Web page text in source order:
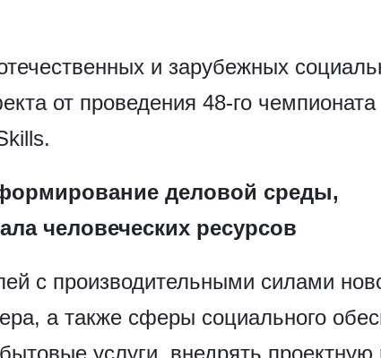
и зарубежных
от проведения 48-го
деловой среды,
человеческих ресурсов
с производительными силами
а также сферы социального
услуги, внедрять проектную